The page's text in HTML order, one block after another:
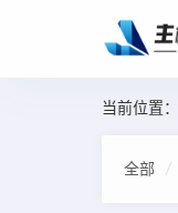
当前位置：
全部